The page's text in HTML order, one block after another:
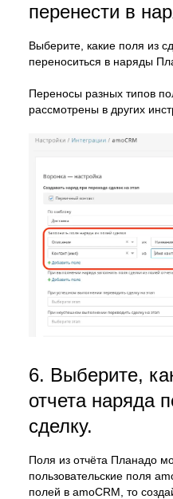
перенести в
Выберите, какие поля из
переноситься в наряды
Переносы разных типов
рассмотрены в других
6. Выберите,
отчета наряда
сделку.
Поля из отчёта Планадо
пользовательские поля
полей в amoCRM, то